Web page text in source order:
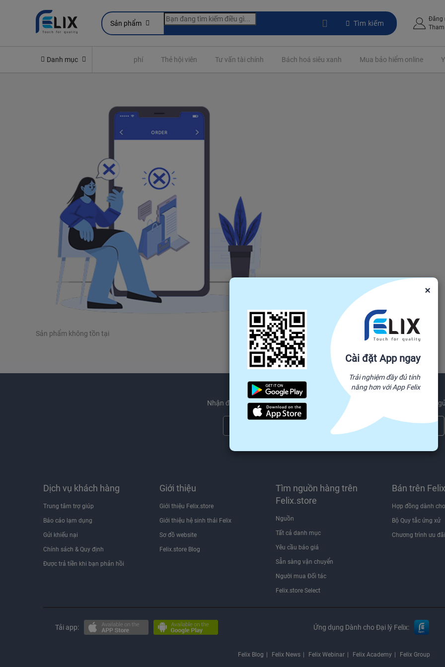
Sản phẩm Tìm kiếm
Đăng
Danh mục
Yêu cầu quyền lợi bảo hiểm Đóng phí Thẻ hội viên Tư vấn tài chính Bách hoá siêu xanh Mua bảo hiểm online
Sản phẩm không tồn tại
Nhận được các sản phẩm mới nhất xu hướng và ngành công nghiệp tin tức
Đăng ký ngay
Dịch vụ khách hàng
Trung tâm trợ giúp
Báo cáo lạm dụng
Gửi khiếu nại
Chính sách & Quy định
Được trả tiền khi bạn phản hồi
Giới thiệu
Giới thiệu Felix.store
Giới thiệu hệ sinh thái Felix
Sơ đồ website
Felix.store Blog
Tìm nguồn hàng trên
Felix.store
Nguồn
Tất cả danh mục
Yêu cầu báo giá
Sẵn sàng vận chuyển
Người mua Đối tác
Felix.store Select
Bán trên
Hợp đồng dành
Bộ Quy tắc ứng xử
Chương trình ưu đãi
Tải app: Ứng dụng Dành cho Đại lý Felix:
Felix Blog Felix News Felix Webinar Felix Academy Felix Group
×
Cài đặt App ngay
Trải nghiệm đầy đủ tính
năng hơn với App Felix